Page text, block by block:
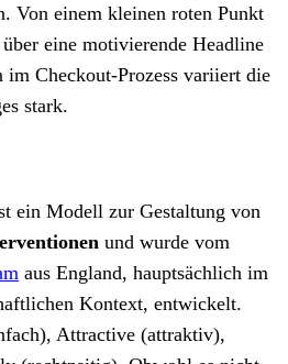
Von einem kleinen roten Punkt
eine motivierende Headline
im Checkout-Prozess variiert die
stark.
ein Modell zur Gestaltung von
und wurde vom
aus England, hauptsächlich im
Kontext, entwickelt.
Attractive (attraktiv),